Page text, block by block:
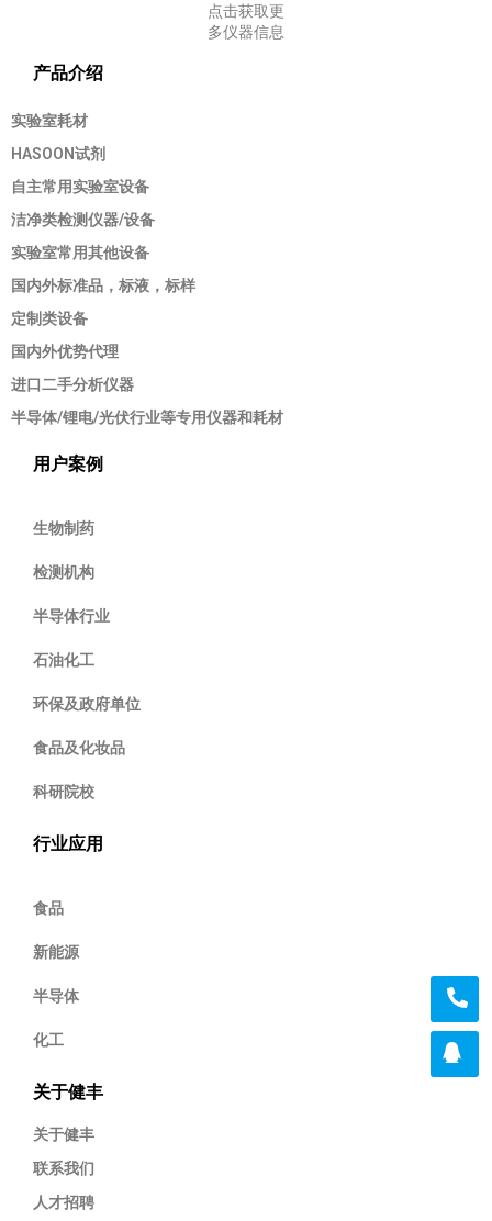
点击获取更
多仪器信息
产品介绍
实验室耗材
HASOON试剂
自主常用实验室设备
洁净类检测仪器/设备
实验室常用其他设备
国内外标准品，标液，标样
定制类设备
国内外优势代理
进口二手分析仪器
半导体/锂电/光伏行业等专用仪器和耗材
用户案例
生物制药
检测机构
半导体行业
石油化工
环保及政府单位
食品及化妆品
科研院校
行业应用
食品
新能源
半导体
化工
关于健丰
关于健丰
联系我们
人才招聘